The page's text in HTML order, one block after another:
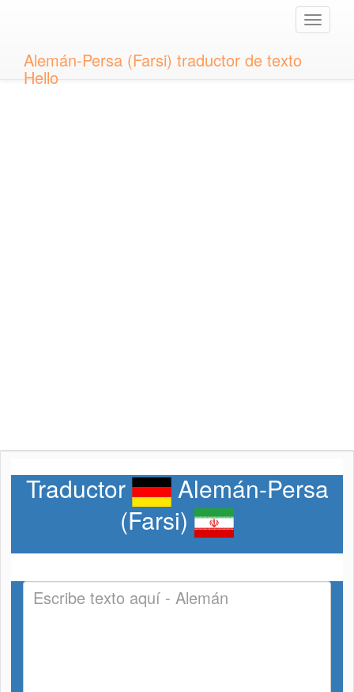
Toggle
Alemán-Persa (Farsi) traductor de texto
Hello
Traductor
Alemán-Persa
(Farsi)